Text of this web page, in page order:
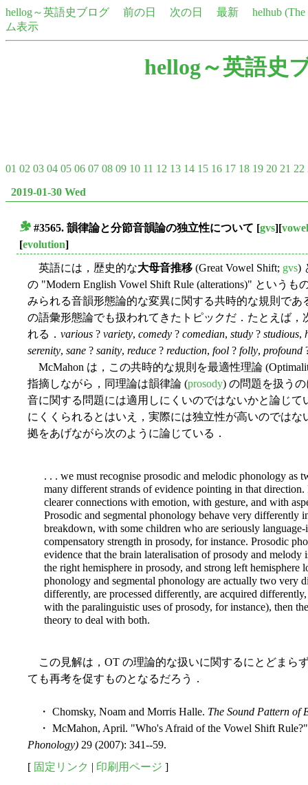
hellog～英語史ブログ 前の日 次の日 最新
helhub
ム表示
hellog～英語史
01 02 03 04 05 06 07 08 09 10 11 12 13 14 15 16 17 18 19 20 21 22
2019-01-30 Wed
#3565. 韻律論と分節音韻論の独立性について [gvs][vowel
[evolution]
英語には，歴史的な大母音推移 (Great Vowel Shift; gvs)
の "Modern English Vowel Shift Rule (alterations)" という
みられる音韻形態論的な変異に関する共時的な規則であ
の語彙形態論でも扱われてきたトピックだ．たとえば
れる． various ? variety, comedy ? comedian, study ? studious,
serenity, sane ? sanity, reduce ? reduction, fool ? folly, profound
McMahon は，この共時的な規則を最適性理論
指摘しながら，同理論は韻律論 (prosody) の問題を扱う
音に関する問題には適用しにくいのではないかと論じ
にくくられるとはいえ，実際には独立性が高いのではな
拠をあげながら次のように論じている．
. . . we must recognise prosodic and melodic phonology as
many different strands of evidence pointing in that
clearer connections with emotion, with gesture, and with
Prosodic and segmental phonology behave very differently
breakdown, with some children who are seriously
compensatory strength in prosody, for instance. Prosodic
evidence that the brain lateralisation of prosody and
the right hemisphere in prosody, and strong left hemisphere
phonology and segmental phonology are actually two very
differently, are processed differently, are acquired
with the paralinguistic uses of prosody, for instance), then
theory to deal with both.
この見解は，OT の理論的な扱いに関するにとどまら
ても再考を促すものとなるだろう．
・ Chomsky, Noam and Morris Halle. The Sound Pattern of
・ McMahon, April. "Who's Afraid of the Vowel Shift
Phonology) 29 (2007): 341--59.
[ 固定リンク | 印刷用ページ ]